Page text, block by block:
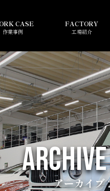
CASE
作業事例
FACTORY
工場紹介
アーカイブ